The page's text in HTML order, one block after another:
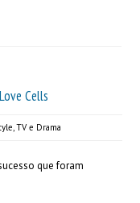
Cells
,TV e Drama
que foram